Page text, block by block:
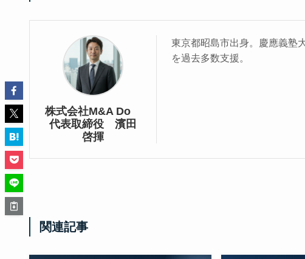
株式会社M&A Do
代表取締役 濱田
啓揮
東京都昭島市出身。慶應義塾
を過去多数支援。
関連記事